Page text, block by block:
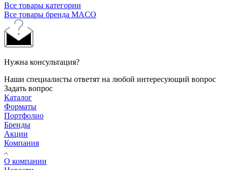
Все товары категории
Все товары бренда MACO
Нужна консультация?
Наши специалисты ответят на любой интересующий вопрос
Задать вопрос
Каталог
Форматы
Портфолио
Бренды
Акции
Компания
О компании